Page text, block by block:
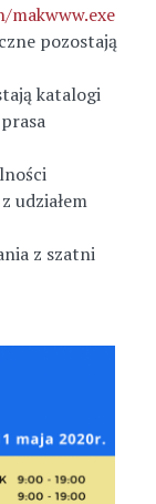
pozostają
katalogi
udziałem
z szatni